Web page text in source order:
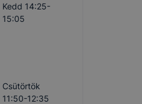
Kedd 14:25-
15:05
Csütörtök
11:50-12:35